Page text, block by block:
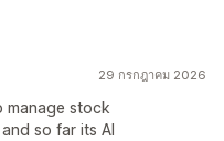
29 กรกฎาคม 2026
manage stock
so far its AI